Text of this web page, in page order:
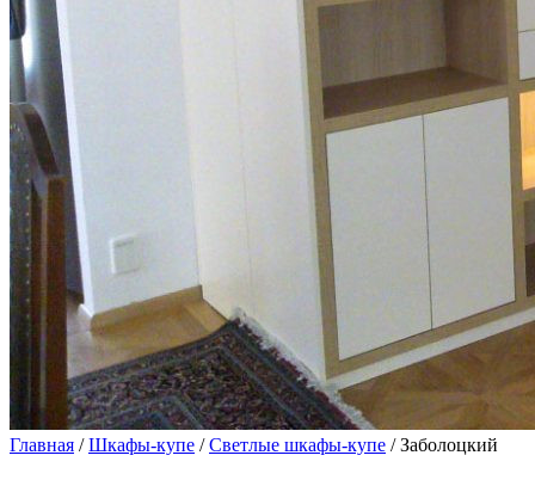
Главная /Шкафы-купе /Светлые шкафы-купе / Заболоцкий